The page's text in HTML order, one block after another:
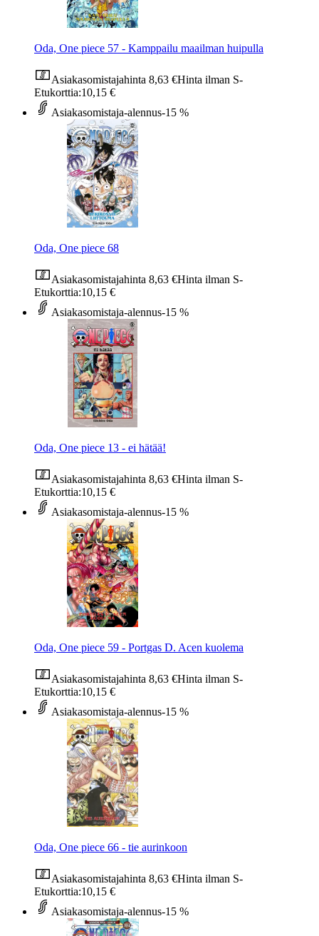
Oda, One piece 57 - Kamppailu maailman huipulla
Asiakasomistajahinta 8,63 €Hinta ilman S-
Etukorttia:10,15 €
Asiakasomistaja-alennus-15 %
Oda, One piece 68
Asiakasomistajahinta 8,63 €Hinta ilman S-
Etukorttia:10,15 €
Asiakasomistaja-alennus-15 %
Oda, One piece 13 - ei hätää!
Asiakasomistajahinta 8,63 €Hinta ilman S-
Etukorttia:10,15 €
Asiakasomistaja-alennus-15 %
Oda, One piece 59 - Portgas D. Acen kuolema
Asiakasomistajahinta 8,63 €Hinta ilman S-
Etukorttia:10,15 €
Asiakasomistaja-alennus-15 %
Oda, One piece 66 - tie aurinkoon
Asiakasomistajahinta 8,63 €Hinta ilman S-
Etukorttia:10,15 €
Asiakasomistaja-alennus-15 %